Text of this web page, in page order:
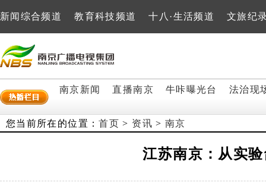
新闻综合频道 教育科技频道 十八·生活频道 文旅纪
南京新闻 直播南京 牛咔曝光台 法治现
您当前所在的位置：首页 > 资讯 >南京
江苏南京：从实